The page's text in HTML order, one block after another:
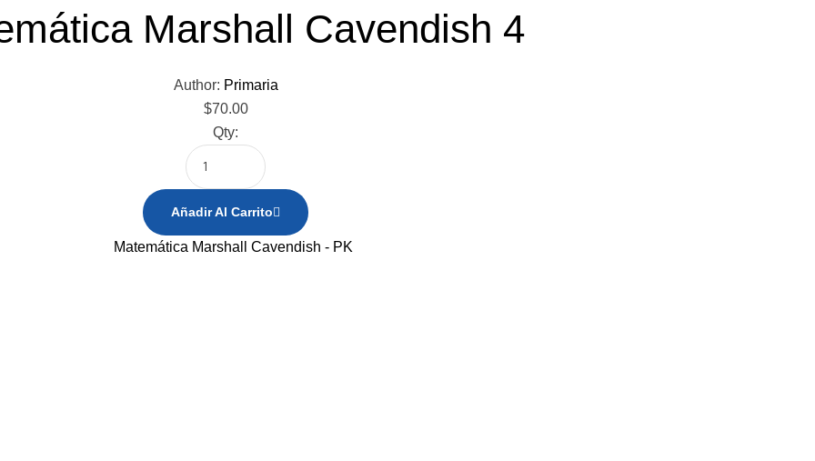
Marshall Cavendish 4
Author: Primaria
$70.00
Qty:
Añadir Al Carrito